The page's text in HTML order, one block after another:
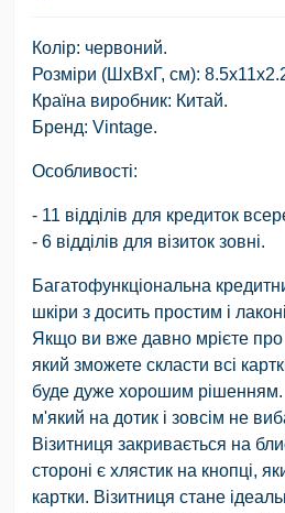
Колір: червоний.
Розміри (ШхВхГ, см):
Країна виробник: Китай.
Бренд: Vintage.
Особливості:
- 11 відділів для кредиток
- 6 відділів для візиток зовні.
Багатофункціональна
шкіри з досить простим і
Якщо ви вже давно мрієте про
який зможете скласти всі
буде дуже хорошим рішенням.
м'який на дотик і зовсім не
Візитниця закривається на
стороні є хлястик на кнопці,
картки. Візитниця стане